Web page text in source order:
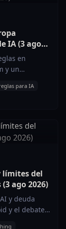
IA (3 ago
en
y un
para IA
límites del
ago 2026)
y deuda
y el debate